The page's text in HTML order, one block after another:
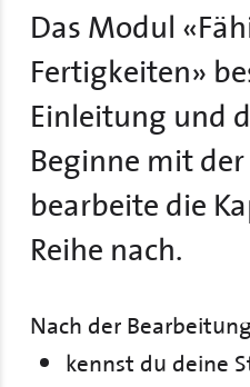
Das Modul
Fertigkeiten»
Einleitung und
Beginne mit
bearbeite die
Reihe nach.
Nach der
kennst du deine